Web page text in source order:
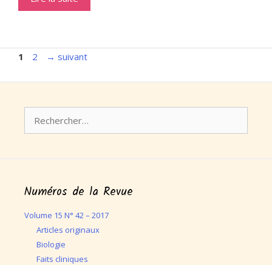
Page
1 Page
2 → suivant
Numéros de la Revue
Volume 15 N° 42 – 2017
Articles originaux
Biologie
Faits cliniques